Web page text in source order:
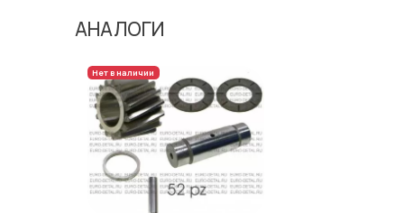
АНАЛОГИ
Нет в наличии